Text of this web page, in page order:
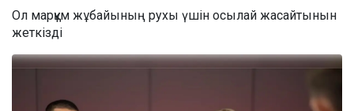
Ол марқұм жұбайының рухы үшін осылай жасайтынын
жеткізді